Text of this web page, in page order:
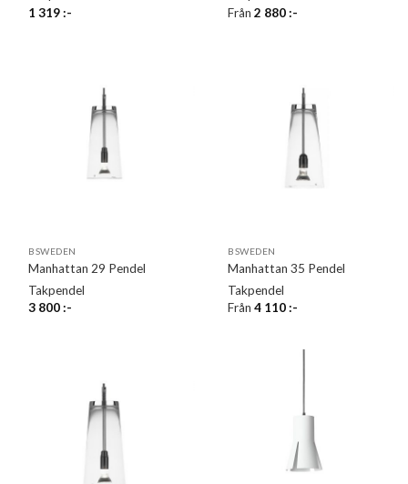
1 319:-
Från2 880:-
BSWEDEN
Manhattan 29 Pendel
Takpendel
3 800:-
BSWEDEN
Manhattan 35 Pendel
Takpendel
Från4 110:-